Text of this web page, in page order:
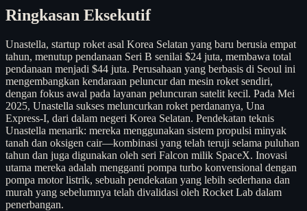
Ringkasan Eksekutif
Unastella, startup roket asal Korea Selatan yang baru berusia empat
tahun, menutup pendanaan Seri B senilai $24 juta, membawa total
pendanaan menjadi $44 juta. Perusahaan yang berbasis di Seoul ini
mengembangkan kendaraan peluncur dan mesin roket sendiri,
dengan fokus awal pada layanan peluncuran satelit kecil. Pada Mei
2025, Unastella sukses meluncurkan roket perdananya, Una
Express-I, dari dalam negeri Korea Selatan. Pendekatan teknis
Unastella menarik: mereka menggunakan sistem propulsi minyak
tanah dan oksigen cair—kombinasi yang telah teruji selama puluhan
tahun dan juga digunakan oleh seri Falcon milik SpaceX. Inovasi
utama mereka adalah mengganti pompa turbo konvensional dengan
pompa motor listrik, sebuah pendekatan yang lebih sederhana dan
murah yang sebelumnya telah divalidasi oleh Rocket Lab dalam
penerbangan.